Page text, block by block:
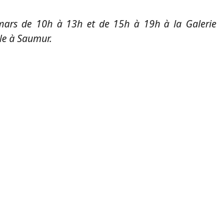
de 10h à 13h et de 15h à 19h à la Galerie
à Saumur.